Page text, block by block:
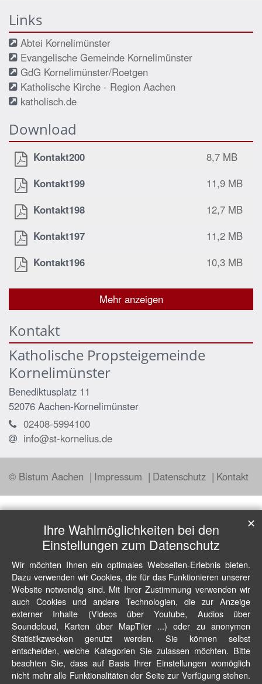
Links
Abtei Kornelimünster
Evangelische Gemeinde Kornelimünster
GdG Kornelimünster/Roetgen
Katholische Kirche - Region Aachen
katholisch.de
Download
Kontakt200
8,7 MB
Kontakt199
11,9 MB
Kontakt198
12,7 MB
Kontakt197
11,2 MB
Kontakt196
10,3 MB
Mehr anzeigen
Kontakt
Katholische Propsteigemeinde
Kornelimünster
Benediktusplatz 11
52076 Aachen-Kornelimünster
02408-5994100
info@st-kornelius.de
© Bistum Aachen Impressum Datenschutz Kontakt
Ihre Wahlmöglichkeiten bei den
Einstellungen zum Datenschutz
Wir möchten Ihnen ein optimales Webseiten-Erlebnis bieten.
Dazu verwenden wir Cookies, die für das Funktionieren unserer
Website notwendig sind. Mit Ihrer Zustimmung verwenden wir
auch Cookies und andere Technologien, die zur Anzeige
externer Inhalte (Videos über Youtube, Audios über
Soundcloud, Karten über MapTiler ...) oder zu anonymen
Statistikzwecken genutzt werden. Sie können selbst
entscheiden, welche Kategorien Sie zulassen möchten. Bitte
beachten Sie, dass auf Basis Ihrer Einstellungen womöglich
nicht mehr alle Funktionalitäten der Seite zur Verfügung stehen.
✕